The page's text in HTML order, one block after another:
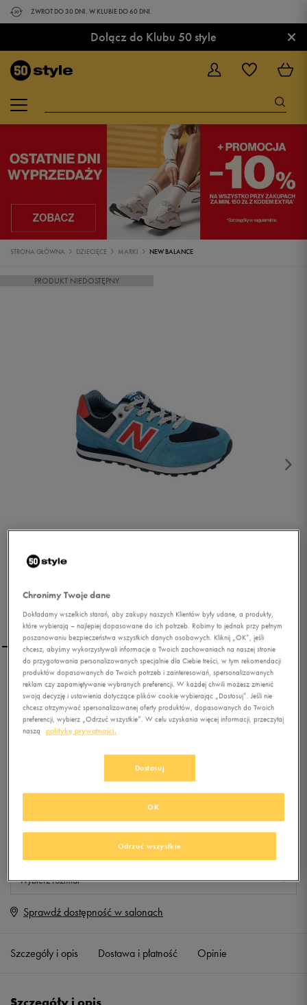
ZWROT DO 30 DNI. W KLUBIE DO 60 DNI.
Dołącz do Klubu 50 style ×
STRONA GŁÓWNA DZIECIĘCE MARKI NEW BALANCE
PRODUKT NIEDOSTĘPNY
NEW BALANCE KL574CAG
0.0( 0 )
z Vat
KLUBIE 50 STYLE
Produkt niedostępny
Jeśli artykuł będzie ponownie dostępny, otrzymasz od nas powiadomienie.
Wybierz rozmiar
Rozmiary EU
35,5
Sprawdź dostępność w salonach
Szczegóły i opis Dostawa i płatność Opinie
Chronimy Twoje dane
Dokładamy wszelkich starań, aby zakupy naszych Klientów były udane, a produkty,
które wybierają – najlepiej dopasowane do ich potrzeb. Robimy to jednak przy pełnym
poszanowaniu bezpieczeństwa wszystkich danych osobowych. Kliknij „OK”, jeśli
chcesz, abyśmy wykorzystywali informacje o Twoich zachowaniach na naszej stronie
do przygotowania personalizowanych specjalnie dla Ciebie treści, w tym rekomendacji
produktów dopasowanych do Twoich potrzeb i zainteresowań, spersonalizowanych
reklam czy zapamiętywanie wybranych preferencji. W każdej chwili możesz zmienić
swoją decyzję i ustawienia dotyczące plików cookie wybierając „Dostosuj”. Jeśli nie
chcesz otrzymywać spersonalizowanej oferty produktów, dopasowanych do Twoich
preferencji, wybierz „Odrzuć wszystkie”. W celu uzyskania więcej informacji, przeczytaj
naszą
politykę prywatności.
Dostosuj
Odrzuć wszystkie
OK